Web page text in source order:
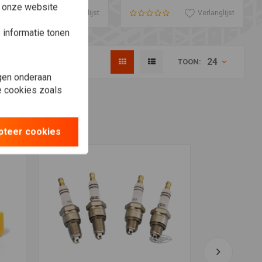
Verlanglijst Verlanglijst
TOON: 24
onze website
informatie tonen
onderaan
cookies zoals
cookies